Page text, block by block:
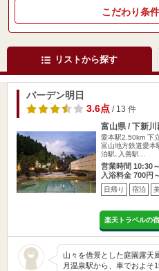
こだわり条
リストから探す
バーデン明日
3.6点/ 13 件
富山県 / 下新
愛本駅2.50km 下
富山地方鉄道愛本
泊駅､入善駅…
営業時間 10:30
入浴料金 700円～
日帰り 宿泊
楽天トラベルの
山々を借景とした庭園露天
月温泉駅から、車でおよそ